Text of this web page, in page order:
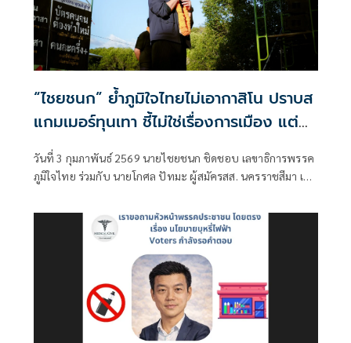
“ไชยชนก” ย้ำภูมิใจไทยไม่เอากาสิโน ปราบส
แกมเมอร์ทุนเทา ชี้ไม่ใช่เรื่องการเมือง แต่
เป็นเรื่องบ้านเมือง
วันที่ 3 กุมภาพันธ์ 2569 นายไชยชนก ชิดชอบ เลขาธิการพรรค
ภูมิใจไทย ร่วมกับ นายโกศล ปัทมะ ผู้สมัครสส. นครราชสีมา เขต
นครราชสีมา เขต 9 พรรคภูมิใจไทย โดยมีการพบปะและพูดคุย
กับประชาชนในช่วงหนึ่งระบุว่า ย้อนกลับไปพรรคภูมิใจไทย
เป็นพรรคร่วมรัฐบาลกับพรรคเพื่อไทย